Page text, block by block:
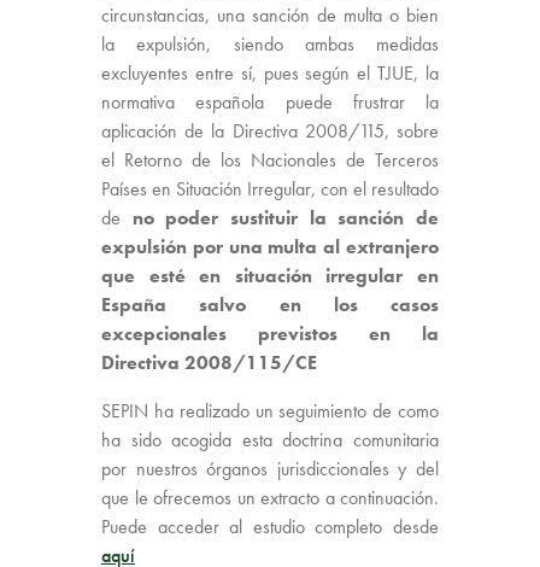
circunstancias, una sanción de multa o bien
la expulsión, siendo ambas medidas
excluyentes entre sí, pues según el TJUE, la
normativa española puede frustrar la
aplicación de la Directiva 2008/115, sobre
el Retorno de los Nacionales de Terceros
Países en Situación Irregular, con el resultado
de no poder sustituir la sanción de
expulsión por una multa al extranjero
que esté en situación irregular en
España salvo en los casos
excepcionales previstos en la
Directiva 2008/115/CE
SEPIN ha realizado un seguimiento de como
ha sido acogida esta doctrina comunitaria
por nuestros órganos jurisdiccionales y del
que le ofrecemos un extracto a continuación.
Puede acceder al estudio completo desde
aquí